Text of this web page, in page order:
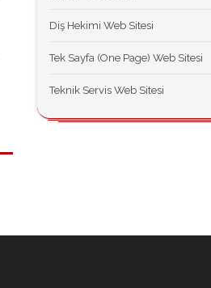
Diş Hekimi Web Sitesi
Tek Sayfa (One Page) Web Sitesi
Teknik Servis Web Sitesi